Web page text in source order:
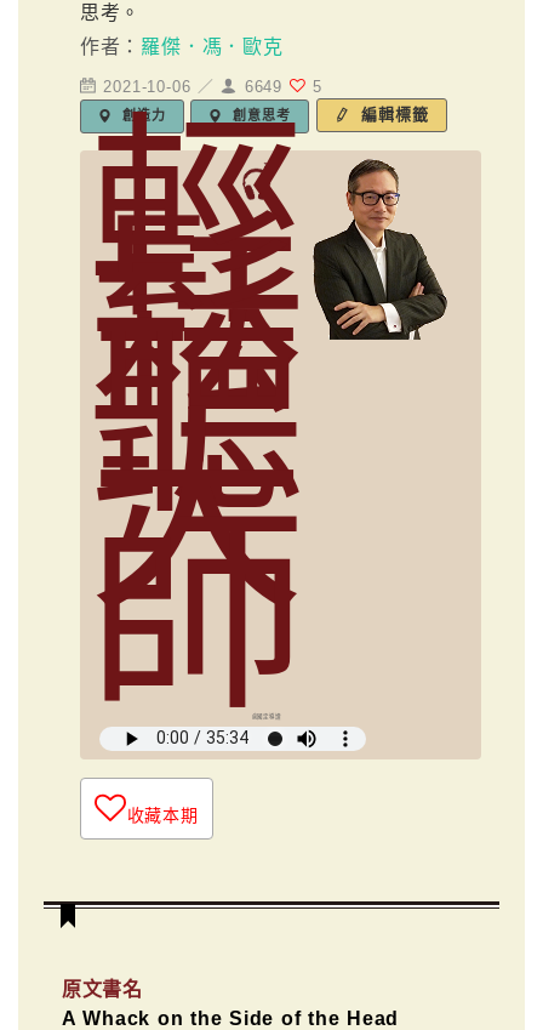
思考。
作者： 羅傑．馮．歐克
2021-10-06 ／ 6649 5
創造力 創意思考 編輯標籤
輕
鬆
聽
大
師
俞國定導讀
收藏本期
原文書名
A Whack on the Side of the Head